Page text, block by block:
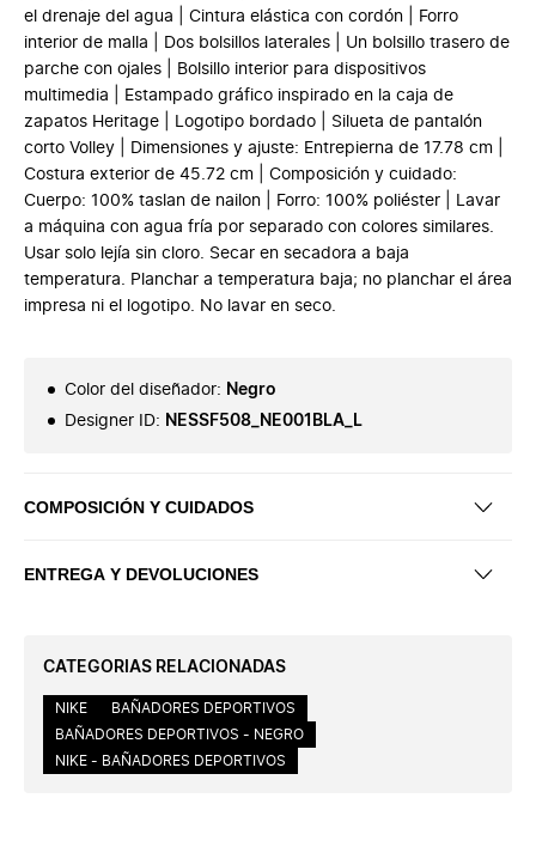
el drenaje del agua | Cintura elástica con cordón | Forro
interior de malla | Dos bolsillos laterales | Un bolsillo trasero de
parche con ojales | Bolsillo interior para dispositivos
multimedia | Estampado gráfico inspirado en la caja de
zapatos Heritage | Logotipo bordado | Silueta de pantalón
corto Volley | Dimensiones y ajuste: Entrepierna de 17.78 cm |
Costura exterior de 45.72 cm | Composición y cuidado:
Cuerpo: 100% taslan de nailon | Forro: 100% poliéster | Lavar
a máquina con agua fría por separado con colores similares.
Usar solo lejía sin cloro. Secar en secadora a baja
temperatura. Planchar a temperatura baja; no planchar el área
impresa ni el logotipo. No lavar en seco.
Color del diseñador: Negro
Designer ID: NESSF508_NE001BLA_L
COMPOSICIÓN Y CUIDADOS
ENTREGA Y DEVOLUCIONES
CATEGORIAS RELACIONADAS
NIKE
BAÑADORES DEPORTIVOS
BAÑADORES DEPORTIVOS - NEGRO
NIKE - BAÑADORES DEPORTIVOS